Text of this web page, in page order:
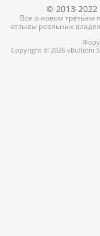
© 2013-2022
Все о новом третьем
отзывы реальных
Copyright © 2026 vBulletin